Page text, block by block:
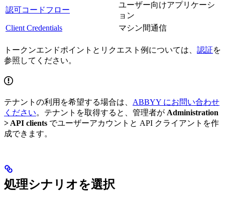
認可コードフロー
ユーザー向けアプリケーシ
ョン
Client Credentials
マシン間通信
トークンエンドポイントとリクエスト例については、 認証を
参照してください。
テナントの利用を希望する場合は、 ABBYY にお問い合わせ
ください。テナントを取得すると、管理者が Administration
> API clients でユーザーアカウントと API クライアントを作
成できます。
処理シナリオを選択